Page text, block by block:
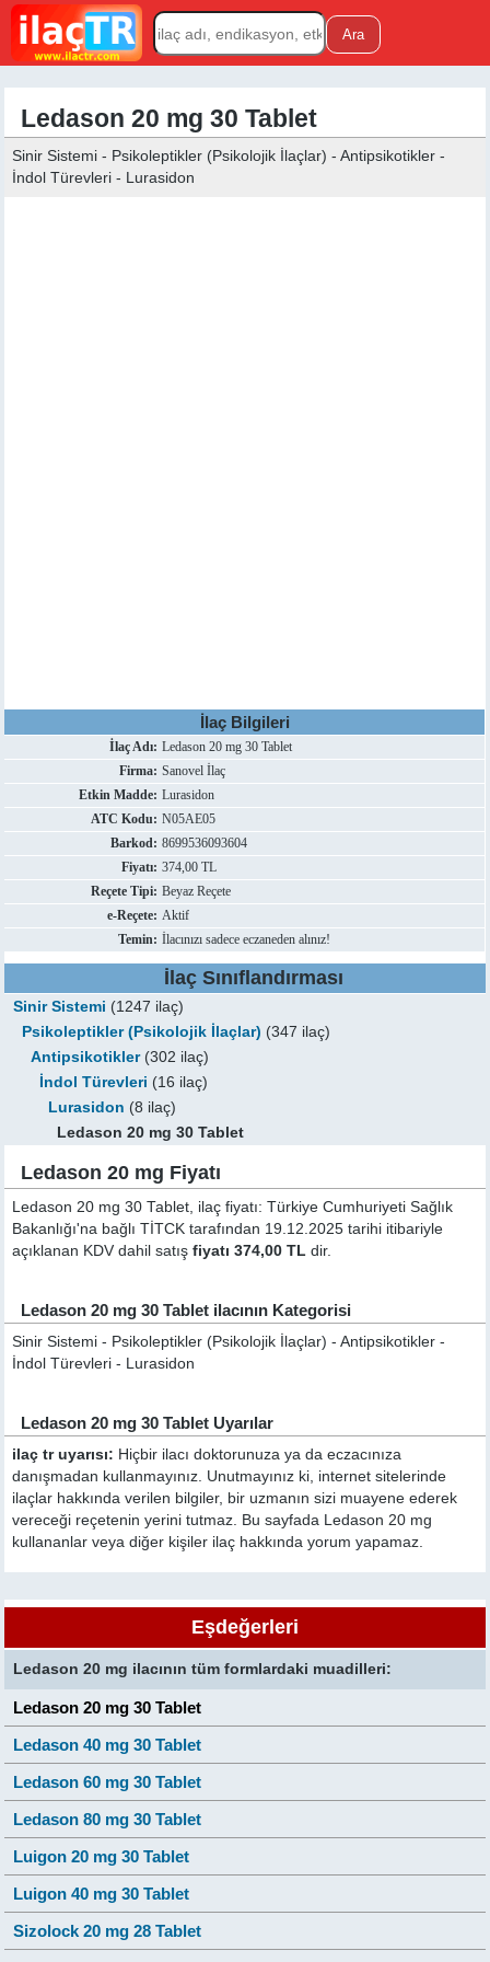
Ledason 20 mg 30 Tablet
Sinir Sistemi - Psikoleptikler (Psikolojik İlaçlar) - Antipsikotikler -
İndol Türevleri - Lurasidon
İlaç Bilgileri
İlaç Adı: Ledason 20 mg 30 Tablet
Firma: Sanovel İlaç
Etkin Madde: Lurasidon
ATC Kodu: N05AE05
Barkod: 8699536093604
Fiyatı: 374,00 TL
Reçete Tipi: Beyaz Reçete
e-Reçete: Aktif
Temin: İlacınızı sadece eczaneden alınız!
İlaç Sınıflandırması
Sinir Sistemi (1247 ilaç)
Psikoleptikler (Psikolojik İlaçlar) (347 ilaç)
Antipsikotikler(302 ilaç)
İndol Türevleri (16 ilaç)
Lurasidon (8 ilaç)
Ledason 20 mg 30 Tablet
Ledason 20 mg Fiyatı
Ledason 20 mg 30 Tablet, ilaç fiyatı: Türkiye Cumhuriyeti Sağlık
Bakanlığı'na bağlı TİTCK tarafından 19.12.2025 tarihi itibariyle
açıklanan KDV dahil satışfiyatı 374,00 TL dir.
Ledason 20 mg 30 Tablet ilacının Kategorisi
Sinir Sistemi - Psikoleptikler (Psikolojik İlaçlar) - Antipsikotikler -
İndol Türevleri - Lurasidon
Ledason 20 mg 30 Tablet Uyarılar
ilaç tr uyarısı: Hiçbir ilacı doktorunuza ya da eczacınıza
danışmadan kullanmayınız. Unutmayınız ki, internet sitelerinde
ilaçlar hakkında verilen bilgiler, bir uzmanın sizi muayene ederek
vereceği reçetenin yerini tutmaz. Bu sayfada Ledason 20 mg
kullananlar veya diğer kişiler ilaç hakkında yorum yapamaz.
Eşdeğerleri
Ledason 20 mg ilacının tüm formlardaki muadilleri:
Ledason 20 mg 30 Tablet
Ledason 40 mg 30 Tablet
Ledason 60 mg 30 Tablet
Ledason 80 mg 30 Tablet
Luigon 20 mg 30 Tablet
Luigon 40 mg 30 Tablet
Sizolock 20 mg 28 Tablet